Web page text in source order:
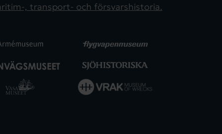
, transport- och försvarshistoria.